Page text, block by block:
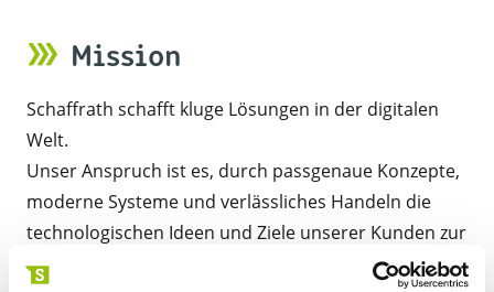
Mission
Schaffrath schafft kluge Lösungen in der digitalen
Welt.
Unser Anspruch ist es, durch passgenaue Konzepte,
moderne Systeme und verlässliches Handeln die
technologischen Ideen und Ziele unserer Kunden zur
Wirklichkeit werden zu lassen.